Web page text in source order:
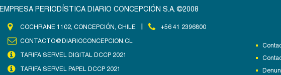
EMPRESA PERIODÍSTICA DIARIO CONCEPCIÓN S.A. ©2008
COCHRANE 1102, CONCEPCIÓN, CHILE
+56 41 2396800
CONTACTO@DIARIOCONCEPCION.CL
TARIFA SERVEL DIGITAL DCCP 2021
TARIFA SERVEL PAPEL DCCP 2021